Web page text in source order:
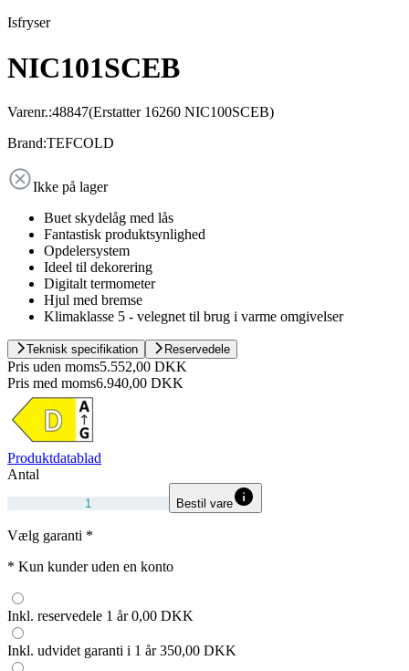
Isfryser
NIC101SCEB
Varenr.:48847(Erstatter 16260 NIC100SCEB)
Brand:TEFCOLD
Ikke på lager
Buet skydelåg med lås
Fantastisk produktsynlighed
Opdelersystem
Ideel til dekorering
Digitalt termometer
Hjul med bremse
Klimaklasse 5 - velegnet til brug i varme omgivelser
Teknisk specifikation Reservedele
Pris uden moms5.552,00 DKK
Pris med moms6.940,00 DKK
Produktdatablad
Antal
Bestil vare
Vælg garanti *
* Kun kunder uden en konto
Inkl. reservedele 1 år0,00 DKK
Inkl. udvidet garanti i 1 år350,00 DKK